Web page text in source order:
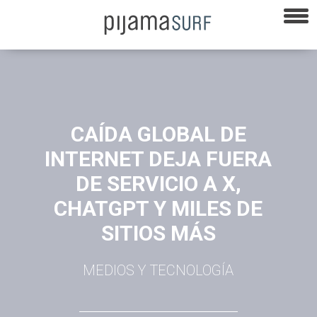
CAÍDA GLOBAL DE
INTERNET DEJA FUERA
DE SERVICIO A X,
CHATGPT Y MILES DE
SITIOS MÁS
MEDIOS Y TECNOLOGÍA